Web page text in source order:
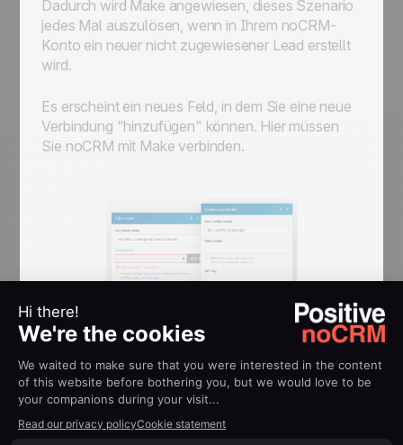
Dadurch wird Make angewiesen, dieses Szenario
jedes Mal auszulösen, wenn in Ihrem noCRM-
Konto ein neuer nicht zugewiesener Lead erstellt
wird.
Es erscheint ein neues Feld, in dem Sie eine neue
Verbindung "hinzufügen" können. Hier müssen
Sie noCRM mit Make verbinden.
Geben Sie IhrenKontonamen/Subdomainund
denAPI-Schlüsselin das letzte Feld ein.
Gehen Sie für diesen Schritt in Ihr Admin Panel in